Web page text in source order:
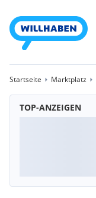
Startseite Marktplatz
TOP-ANZEIGEN